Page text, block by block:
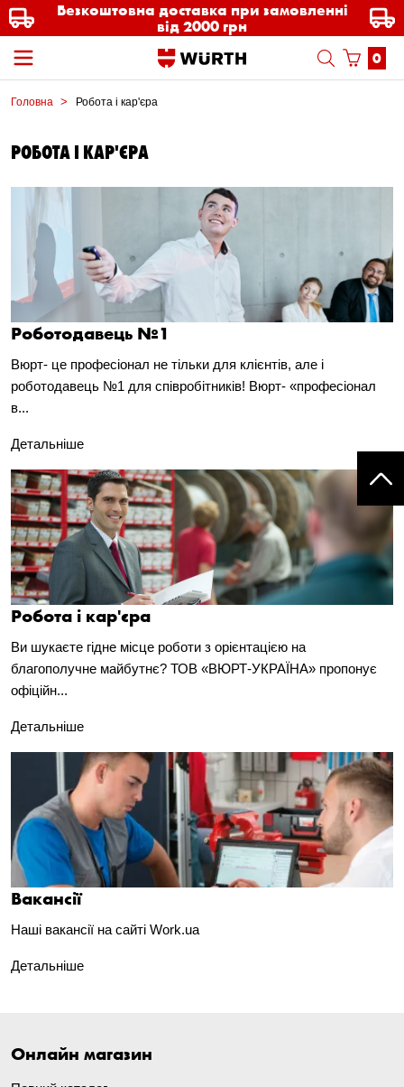
Безкоштовна доставка при замовленні
від 2000 грн
0
Головна Робота і кар'єра
РОБОТА І КАР'ЄРА
Роботодавець №1
Вюрт- це професіонал не тільки для клієнтів, але і
роботодавець №1 для співробітників! Вюрт- «професіонал
в...
Детальніше
Робота і кар'єра
Ви шукаєте гідне місце роботи з орієнтацією на
благополучне майбутнє? ТОВ «ВЮРТ-УКРАЇНА» пропонує
офіційн...
Детальніше
Вакансії
Наші вакансії на сайті Work.ua
Детальніше
Онлайн магазин